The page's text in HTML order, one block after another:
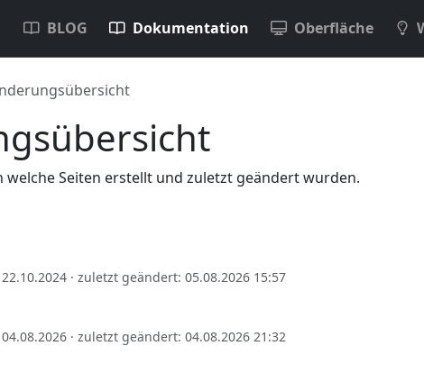
BLOG Dokumentation Oberfläche
welche Seiten erstellt und zuletzt geändert wurden.
· zuletzt geändert: 05.08.2026 15:57
· zuletzt geändert: 04.08.2026 21:32